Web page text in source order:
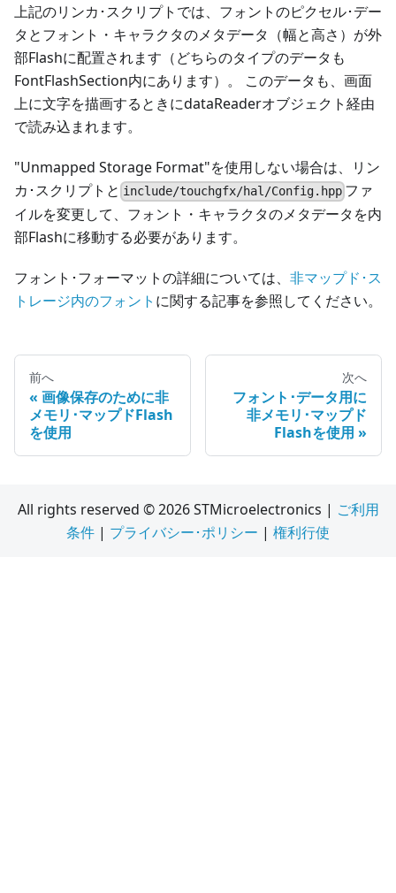
上記のリンカ･スクリプトでは、フォントのピクセル･デー
タとフォント・キャラクタのメタデータ（幅と高さ）が外
部Flashに配置されます（どちらのタイプのデータも
FontFlashSection内にあります）。 このデータも、画面
上に文字を描画するときにdataReaderオブジェクト経由
で読み込まれます。
"Unmapped Storage Format"を使用しない場合は、リン
カ･スクリプトと include/touchgfx/hal/Config.hpp ファ
イルを変更して、フォント・キャラクタのメタデータを内
部Flashに移動する必要があります。
フォント･フォーマットの詳細については、 非マップド･ス
トレージ内のフォント に関する記事を参照してください。
前へ
画像保存のために非
メモリ･マップドFlash
を使用
次へ
フォント･データ用に
非メモリ･マップド
Flashを使用
All rights reserved © 2026 STMicroelectronics | ご利用
条件 | プライバシー･ポリシー | 権利行使